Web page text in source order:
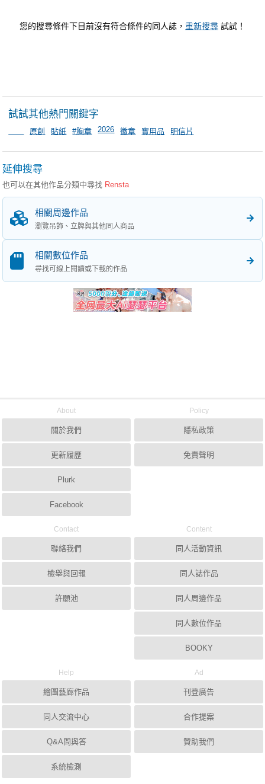
您的搜尋條件下目前沒有符合條件的同人誌， 重新搜尋 試試！
試試其他熱門關鍵字
原創 貼紙 #胸章 2026 徽章 實用品 明信片
延伸搜尋
也可以在其他作品分類中尋找 Rensta
相關周邊作品
瀏覽吊飾、立牌與其他同人商品
相關數位作品
尋找可線上閱讀或下載的作品
About
關於我們
更新履歷
Plurk
Facebook
Policy
隱私政策
免責聲明
Contact
聯絡我們
檢舉與回報
許願池
Content
同人活動資訊
同人誌作品
同人周邊作品
同人數位作品
BOOKY
Help
繪圖藝廊作品
同人交流中心
Q&A問與答
系統檢測
Ad
刊登廣告
合作提案
贊助我們